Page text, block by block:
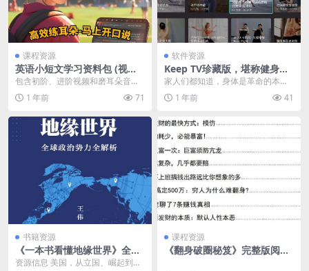
课程资源
英语小短文学习资料包 (视频
+音频+文本)
包含初阶、进阶视频和磨耳朵音频
学习资料，以及作文文本，适合幼
儿和小学生学习提升。...
1 年前 71
软件资源
Keep TV珍藏版，堪称健身软
件界的“天花板”
家人们都知道，身体是革命的本
钱，日常保持适量运动，不仅能增
强体质，还能让整个人活...
1 年前 41
书籍资源
《一本书看懂地缘世界》全球
政治势力全解析 [人文社科] [p
资源信息 美国，从立国、崛起到称
课程资源
《翻身破圈秘笈》完整版阅